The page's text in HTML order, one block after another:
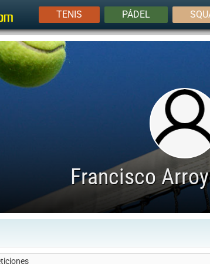
TENIS PÁDEL
Francisco